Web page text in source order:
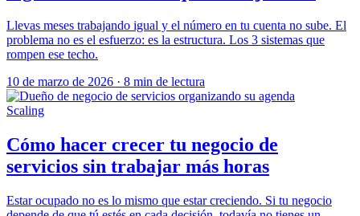
Llevas meses trabajando igual y el número en tu cuenta no sube. El
problema no es el esfuerzo: es la estructura. Los 3 sistemas que
rompen ese techo.
10 de marzo de 2026 · 8 min de lectura
Scaling
Cómo hacer crecer tu negocio de
servicios sin trabajar más horas
Estar ocupado no es lo mismo que estar creciendo. Si tu negocio